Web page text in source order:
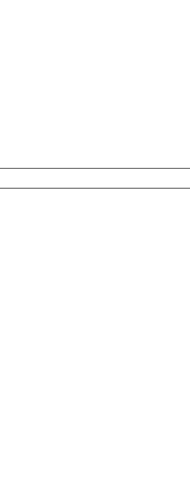
58-58